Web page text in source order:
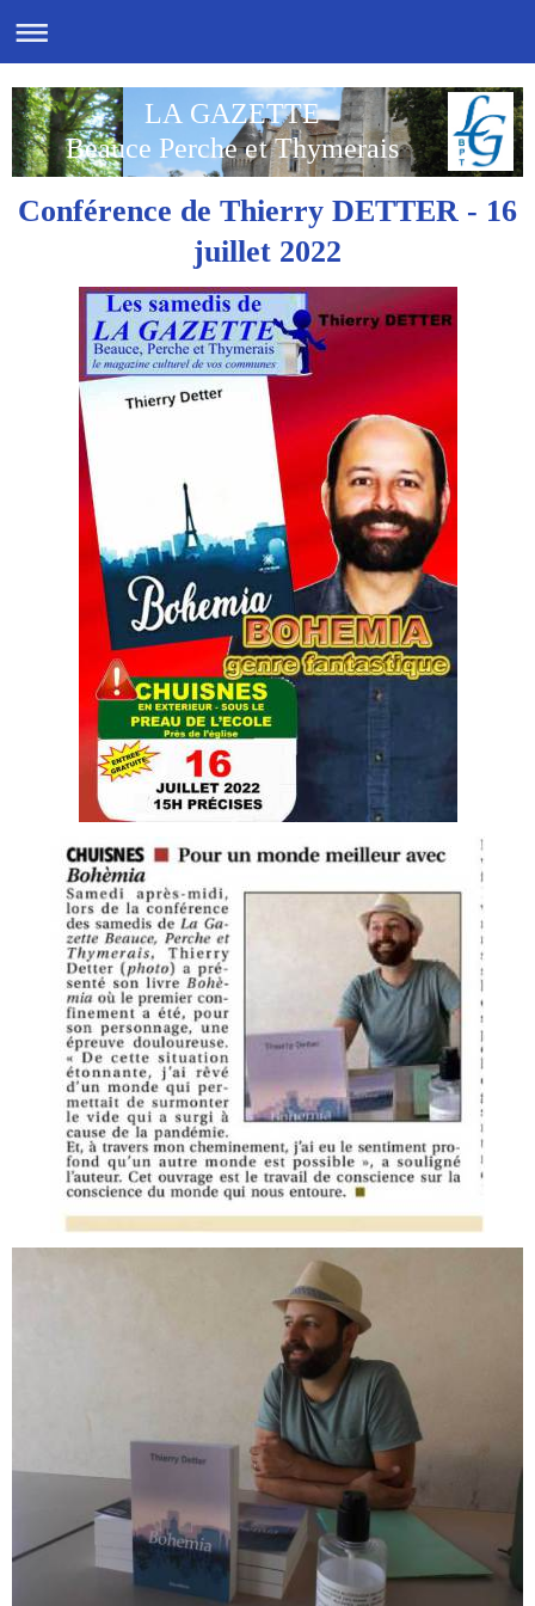
LA GAZETTE
Beauce Perche et Thymerais
Conférence de Thierry DETTER - 16
juillet 2022